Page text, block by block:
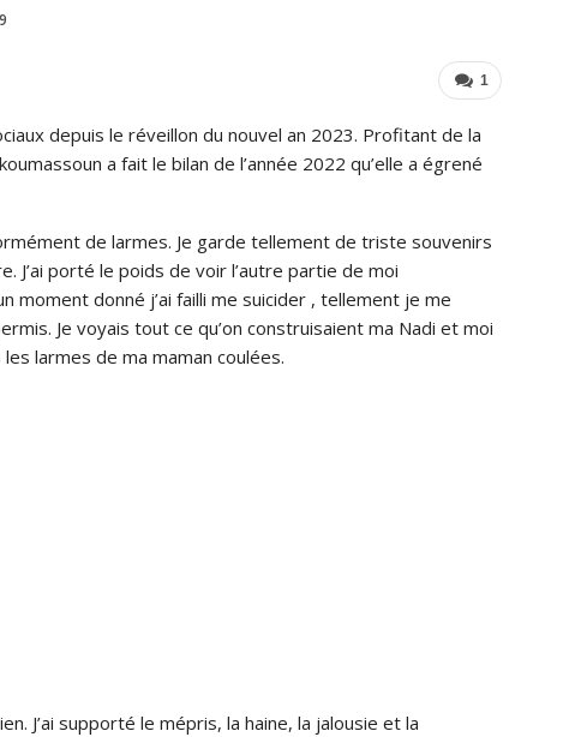
1
depuis le réveillon du nouvel an 2023. Profitant de la
a fait le bilan de l’année 2022 qu’elle a égrené
de larmes. Je garde tellement de triste souvenirs
J’ai porté le poids de voir l’autre partie de moi
moment donné j’ai failli me suicider , tellement je me
Je voyais tout ce qu’on construisaient ma Nadi et moi
larmes de ma maman coulées.
J’ai supporté le mépris, la haine, la jalousie et la